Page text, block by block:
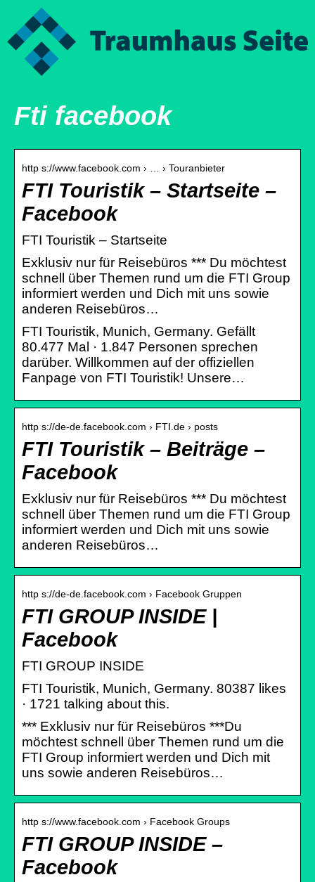
Fti facebook
http s://www.facebook.com › … › Touranbieter
FTI Touristik – Startseite –
Facebook
FTI Touristik – Startseite
Exklusiv nur für Reisebüros *** Du möchtest
schnell über Themen rund um die FTI Group
informiert werden und Dich mit uns sowie
anderen Reisebüros…
FTI Touristik, Munich, Germany. Gefällt
80.477 Mal · 1.847 Personen sprechen
darüber. Willkommen auf der offiziellen
Fanpage von FTI Touristik! Unsere…
http s://de-de.facebook.com › FTI.de › posts
FTI Touristik – Beiträge –
Facebook
Exklusiv nur für Reisebüros *** Du möchtest
schnell über Themen rund um die FTI Group
informiert werden und Dich mit uns sowie
anderen Reisebüros…
http s://de-de.facebook.com › Facebook Gruppen
FTI GROUP INSIDE |
Facebook
FTI GROUP INSIDE
FTI Touristik, Munich, Germany. 80387 likes
· 1721 talking about this.
*** Exklusiv nur für Reisebüros ***Du
möchtest schnell über Themen rund um die
FTI Group informiert werden und Dich mit
uns sowie anderen Reisebüros…
http s://www.facebook.com › Facebook Groups
FTI GROUP INSIDE –
Facebook